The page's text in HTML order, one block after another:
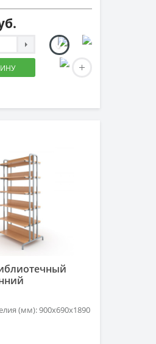
(мм): 900х690х1890